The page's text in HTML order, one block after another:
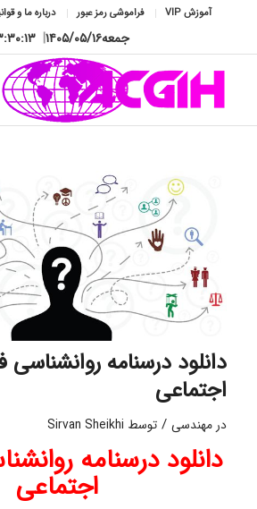
آموزش VIP فراموشی رمز عبور درباره ما و
جمعه۱۴۰۵/۰۵/۱۶|
دانلود درسنامه
اجتماعی
درمهندسی / توسط Sirvan Sheikhi
دانلود درسنامه
اجتماعی